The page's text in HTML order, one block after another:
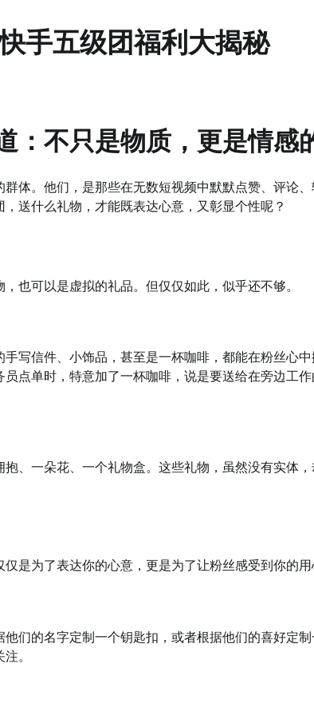
手五级团福利大揭秘
：不只是物质，更是情感
体。他们，是那些在无数短视频中默默点赞、评论
送什么礼物，才能既表达心意，又彰显个性呢？
也可以是虚拟的礼品。但仅仅如此，似乎还不够。
写信件、小饰品，甚至是一杯咖啡，都能在粉丝心
点单时，特意加了一杯咖啡，说是要送给在旁边工
、一朵花、一个礼物盒。这些礼物，虽然没有实体
是为了表达你的心意，更是为了让粉丝感受到你的用
们的名字定制一个钥匙扣，或者根据他们的喜好定
。